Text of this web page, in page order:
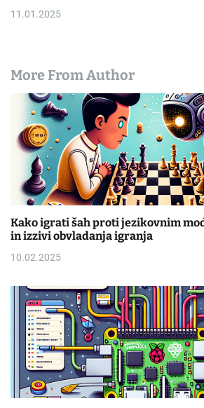
11.01.2025
More From Author
Kako igrati šah proti jezikovnim
in izzivi obvladanja igranja
10.02.2025